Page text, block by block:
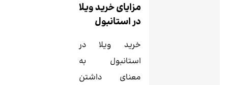
مزایای خرید ویلا
در استانبول
خرید ویلا در
استانبول به
معنای داشتن